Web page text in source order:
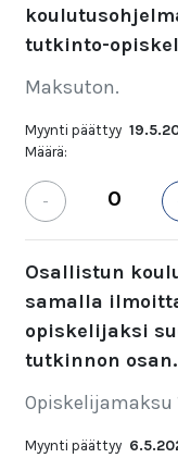
tutkinto-
Maksuton.
Myynti päättyy
Määrä:
-
Osallistun
samalla
opiskelijaksi
tutkinnon osan.
Opiskelijamaksu
Myynti päättyy